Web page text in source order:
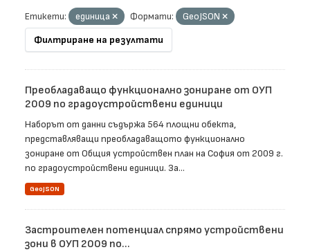
Етикети: единица Формати:
GeoJSON
Филтриране на резултати
Преобладаващо функционално зониране от ОУП
2009 по градоустройствени единици
Наборът от данни съдържа 564 площни обекта,
представляващи преобладаващото функционално
зониране от Общия устройствен план на София от 2009 г.
по градоустройствени единици. За...
GeoJSON
Застроителен потенциал спрямо устройствени
зони в ОУП 2009 по...